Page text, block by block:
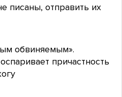
писаны, отправить их
обвиняемым».
причастность